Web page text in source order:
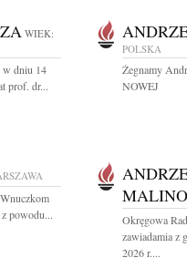
WIEK:
w dniu 14
prof. dr...
POLSKA
Żegnamy
NOWEJ
powodu...
Okręgowa
zawiadamia z
2026 r....